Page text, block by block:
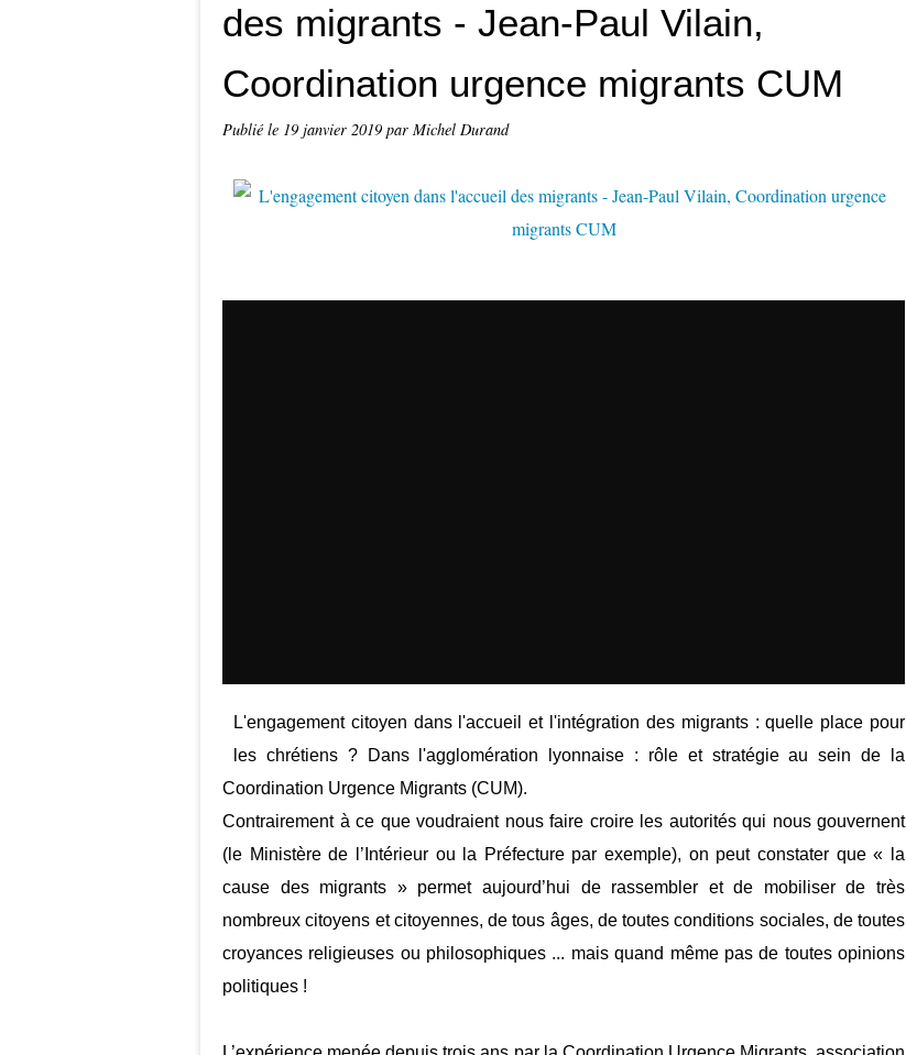
des migrants - Jean-Paul Vilain,
Coordination urgence migrants CUM
Publié le 19 janvier 2019 par Michel Durand
L'engagement citoyen dans l'accueil et l'intégration des migrants : quelle place pour
les chrétiens ? Dans l'agglomération lyonnaise : rôle et stratégie au sein de la
Coordination Urgence Migrants (CUM).
Contrairement à ce que voudraient nous faire croire les autorités qui nous gouvernent
(le Ministère de l’Intérieur ou la Préfecture par exemple), on peut constater que « la
cause des migrants » permet aujourd’hui de rassembler et de mobiliser de très
nombreux citoyens et citoyennes, de tous âges, de toutes conditions sociales, de toutes
croyances religieuses ou philosophiques ... mais quand même pas de toutes opinions
politiques !